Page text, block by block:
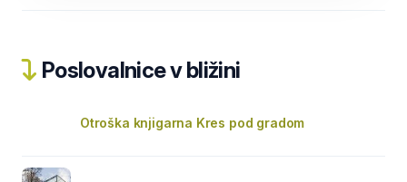
Poslovalnice v bližini
Otroška knjigarna Kres pod gradom